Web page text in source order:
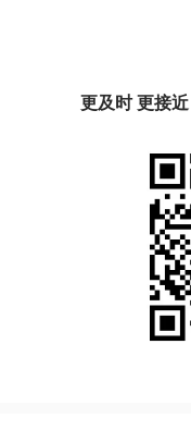
更及时 更接